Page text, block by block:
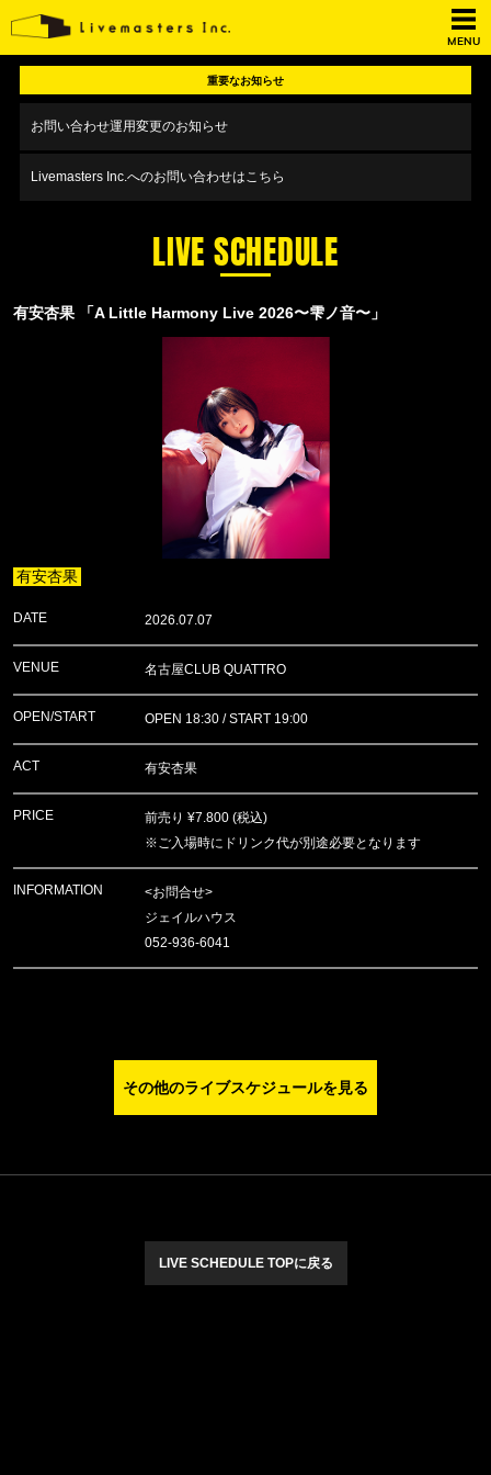
MENU
重要なお知らせ
お問い合わせ運用変更のお知らせ
Livemasters Inc.へのお問い合わせはこちら
LIVE SCHEDULE
有安杏果 「A Little Harmony Live 2026〜雫ノ音〜」
有安杏果
DATE 2026.07.07
VENUE 名古屋CLUB QUATTRO
OPEN/START OPEN 18:30 / START 19:00
ACT 有安杏果
PRICE
前売り ¥7.800 (税込)
※ご入場時にドリンク代が別途必要となります
INFORMATION
<お問合せ>
ジェイルハウス
052-936-6041
その他のライブスケジュールを見る
LIVE SCHEDULE TOPに戻る